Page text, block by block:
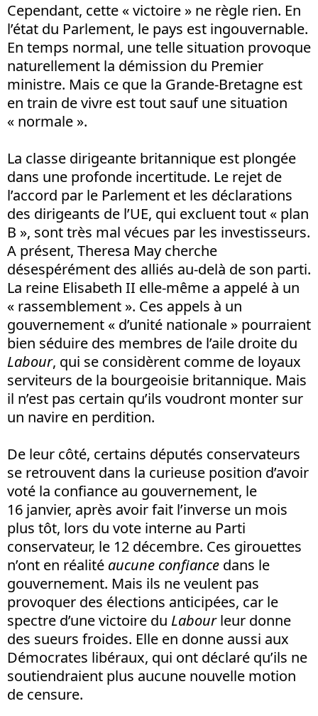
Cependant, cette « victoire » ne règle rien. En
l’état du Parlement, le pays est ingouvernable.
En temps normal, une telle situation provoque
naturellement la démission du Premier
ministre. Mais ce que la Grande-Bretagne est
en train de vivre est tout sauf une situation
« normale ».
La classe dirigeante britannique est plongée
dans une profonde incertitude. Le rejet de
l’accord par le Parlement et les déclarations
des dirigeants de l’UE, qui excluent tout « plan
B », sont très mal vécues par les investisseurs.
A présent, Theresa May cherche
désespérément des alliés au-delà de son parti.
La reine Elisabeth II elle-même a appelé à un
« rassemblement ». Ces appels à un
gouvernement « d’unité nationale » pourraient
bien séduire des membres de l’aile droite du
Labour, qui se considèrent comme de loyaux
serviteurs de la bourgeoisie britannique. Mais
il n’est pas certain qu’ils voudront monter sur
un navire en perdition.
De leur côté, certains députés conservateurs
se retrouvent dans la curieuse position d’avoir
voté la confiance au gouvernement, le
16 janvier, après avoir fait l’inverse un mois
plus tôt, lors du vote interne au Parti
conservateur, le 12 décembre. Ces girouettes
n’ont en réalité aucune confiance dans le
gouvernement. Mais ils ne veulent pas
provoquer des élections anticipées, car le
spectre d’une victoire du Labourleur donne
des sueurs froides. Elle en donne aussi aux
Démocrates libéraux, qui ont déclaré qu’ils ne
soutiendraient plus aucune nouvelle motion
de censure.